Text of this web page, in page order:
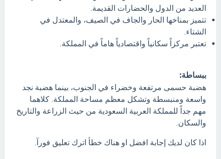
العديد من الدول والحضارات القديمة.
تتميز بمناخها الحار والجاف في الصيف، والمعتدل في
الشتاء.
تعتبر مركزاً سكانياً واقتصادياً هاماً في المملكة.
ببساطة:
هضبة حسمى مرتفعة وخضراء في الجنوب، بينما هضبة نجد
واسعة ومنبسطة وتشكل معظم مساحة المملكة. كلاهما
مهم جداً للمملكة العربية السعودية من حيث الزراعة والتاريخ
والسكان.
اذا كان لديك إجابة افضل او هناك خطأ اترك تعليق فورآ.